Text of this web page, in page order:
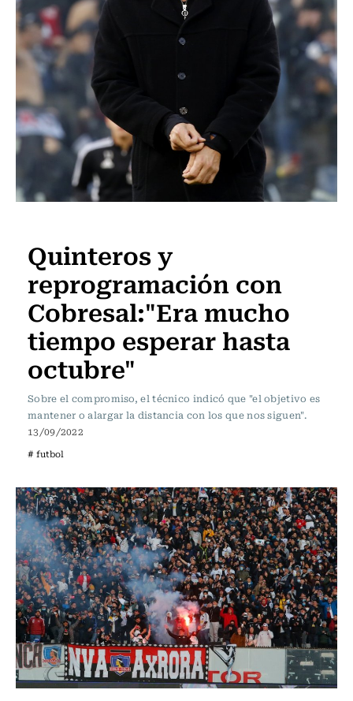
Quinteros y
reprogramación con
Cobresal:"Era mucho
tiempo esperar hasta
octubre"
Sobre el compromiso, el técnico indicó que "el objetivo es
mantener o alargar la distancia con los que nos siguen".
13/09/2022
# futbol